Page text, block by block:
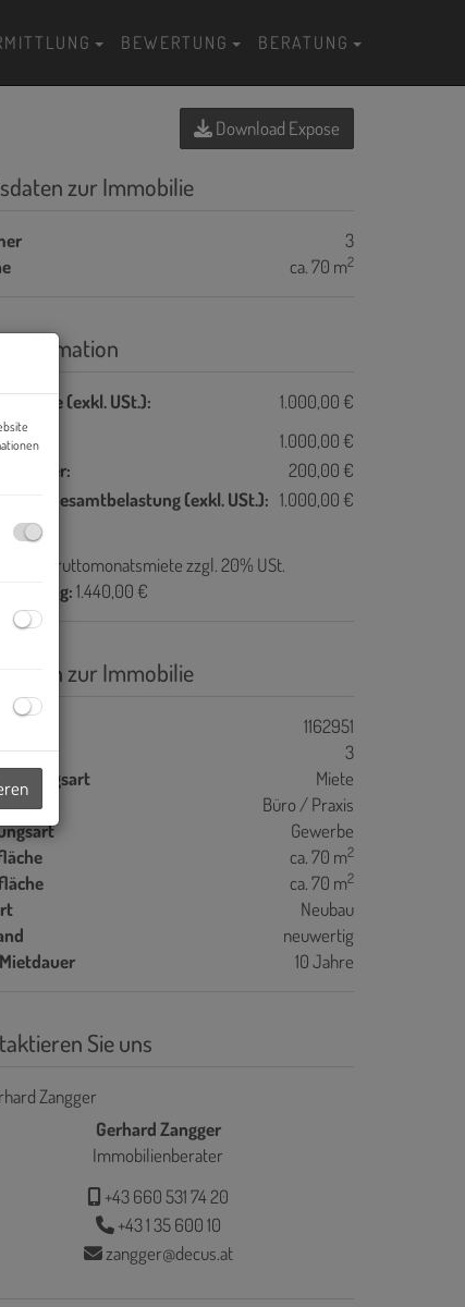
BEWERTUNG BERATUNG
Download Expose
zur Immobilie
3
ca. 70 m2
(exkl. USt.):
1.000,00 €
1.000,00 €
200,00 €
Gesamtbelastung (exkl. USt.): 1.000,00 €
1 Bruttomonatsmiete zzgl. 20% USt.
1.440,00 €
zur Immobilie
1162951
3
Miete
Büro / Praxis
Gewerbe
ca. 70 m2
ca. 70 m2
Neubau
neuwertig
10 Jahre
Sie uns
Gerhard Zangger
Immobilienberater
+43 660 531 74 20
+43 1 35 600 10
zangger@decus.at